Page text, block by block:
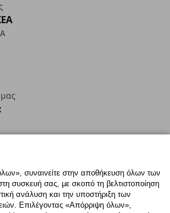
YoutubePinterestTwitter
συναινείτε στην αποθήκευση όλων των
συσκευή σας, με σκοπό τη βελτιστοποίηση
ανάλυση και την υποστήριξη των
Επιλέγοντας «Απόρριψη όλων»,